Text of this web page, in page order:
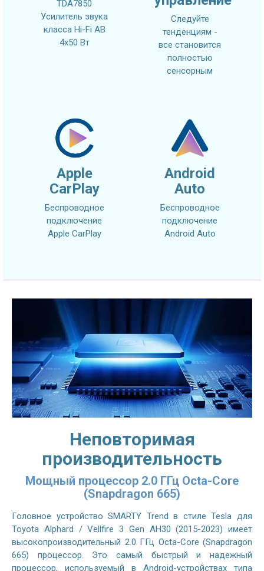
TDA7850
Усилитель звука
класса Hi-Fi AB
4x50 Вт
Следуйте
тенденциям -
все становится
полностью
сенсорным
Apple
CarPlay
Беспроводное
подключение
Apple CarPlay
Android
Auto
Беспроводное
подключение
Android Auto
Неповторимая
производительность
Мощный процессор 2.0 ГГц Octa-Core
(Snapdragon 665)
Головное устройство SMARTY Trend в стиле Tesla для
Toyota Alphard / Vellfire 3 Gen AH30 (2015-2023) имеет
высокопроизводительный 2.0 ГГц Octa-Core (Snapdragon
665) процессор. Это самый быстрый и надежный
процессор, используемый в Android-устройствах типа